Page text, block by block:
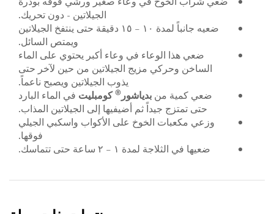
الجيلاتين - دون تحريك.
ضعيه جانباً لمدة ١٠ – ١٥ دقيقة حتى ينتفخ الجيلاتين
ويمتص السائل.
ضعي هذا الوعاء في وعاء أكبر يحتوي على الماء
الساخن وحركي مزيج الجيلاتين من حين لآخر حتى
يذوب الجيلاتين ويصبح ناعماً.
ضعي كمية من بدياشور ®كومبليت في الماء البارد
حتى تمتزج جيداً ثم أضيفيها إلى الجيلاتين المذاب.
وزعي مكعبات الخوخ على الأكواب واسكبي الجيلي
فوقها.
ضعيها في الثلاجة لمدة ١ – ٢ ساعة حتى تتماسك.